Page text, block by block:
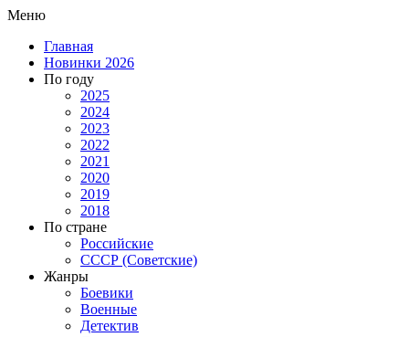
Меню
Главная
Новинки 2026
По году
2025
2024
2023
2022
2021
2020
2019
2018
По стране
Российские
СССР (Советские)
Жанры
Боевики
Военные
Детектив